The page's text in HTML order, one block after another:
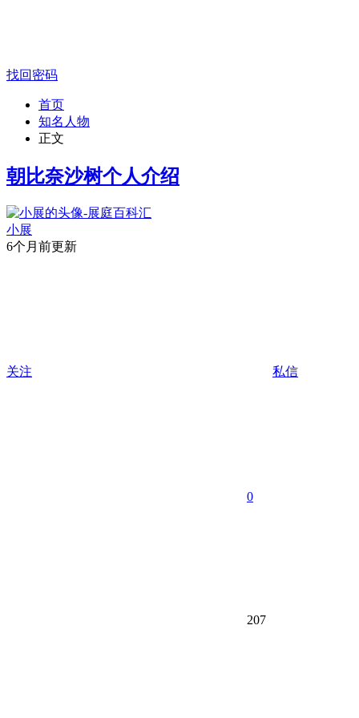
找回密码
首页
知名人物
正文
朝比奈沙树个人介绍
小展
6个月前更新
关注 私信
0
207